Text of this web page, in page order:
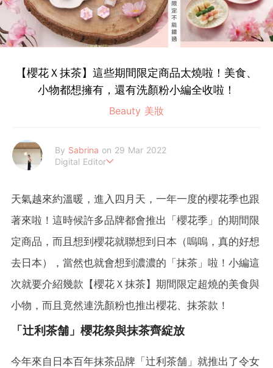
【櫻花Ｘ抹茶】這些期間限定商品太燒啦！美食、
小物都想擁有，還有洗顏粉小編全收啦！
Beauty 美妝
By Sabrina on 29 Mar 2022
Digital Editor
And be the one you want to be .
天氣越來約溫暖，進入四月天，一年一度的櫻花季也跟
著來啦！這時候許多品牌都會推出「櫻花季」的期間限
定商品，而且想到櫻花就聯想到日本（嗚嗚，真的好想
去日本），當然也就會想到濃濃的「抹茶」啦！小編這
次就要介紹幾款【櫻花Ｘ抹茶】期間限定超燒的美食與
小物，而且竟然連洗顏粉也推出櫻花、抹茶款！
「辻利茶舗」櫻花祭與抹茶齊綻放
今年來自日本百年抹茶品牌「辻利茶舗」就推出了令女